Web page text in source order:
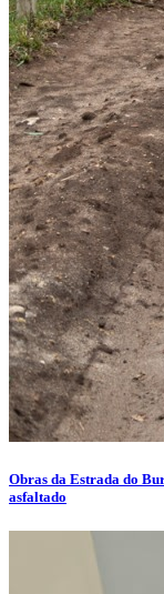
Obras da Estrada do
asfaltado